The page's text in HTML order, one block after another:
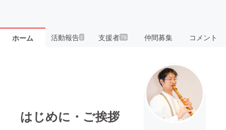
ホーム 活動報告2 支援者79 仲間募集 コメント
はじめに・ご挨拶